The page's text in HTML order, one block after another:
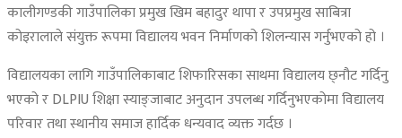
कालीगण्डकी गाउँपालिका प्रमुख खिम बहादुर थापा र उपप्रमुख साबित्रा
कोइरालाले संयुक्त रूपमा विद्यालय भवन निर्माणको शिलन्यास गर्नुभएको हो ।
विद्यालयका लागि गाउँपालिकाबाट शिफारिसका साथमा विद्यालय छ्नौट गर्दिनु
भएको र DLPIU शिक्षा स्याङ्जाबाट अनुदान उपलब्ध गर्दिनुभएकोमा विद्यालय
परिवार तथा स्थानीय समाज हार्दिक धन्यवाद व्यक्त गर्दछ ।